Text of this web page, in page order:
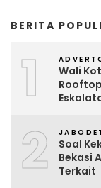
BERITA
1
Wali
2
Soal
Bekasi
Terkait